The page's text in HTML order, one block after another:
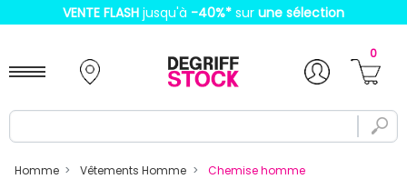
VENTE FLASH jusqu'à -40%* sur une sélection
0
Homme Vêtements Homme Chemise homme